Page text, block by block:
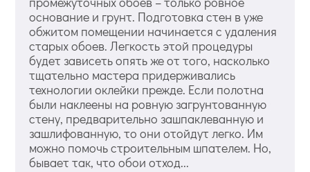
основание и грунт. Подготовка стен в уже
обжитом помещении начинается с удаления
старых обоев. Легкость этой процедуры
будет зависеть опять же от того, насколько
тщательно мастера придерживались
технологии оклейки прежде. Если полотна
были наклеены на ровную загрунтованную
стену, предварительно зашпаклеванную и
зашлифованную, то они отойдут легко. Им
можно помочь строительным шпателем. Но,
бывает так, что обои отход...